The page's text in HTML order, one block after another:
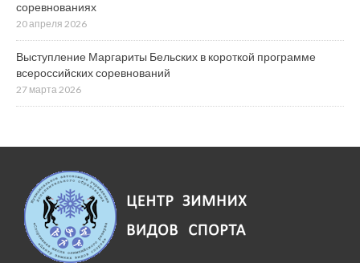
соревнованиях
20 апреля 2026
Выступление Маргариты Бельских в короткой программе
всероссийских соревнований
27 марта 2026